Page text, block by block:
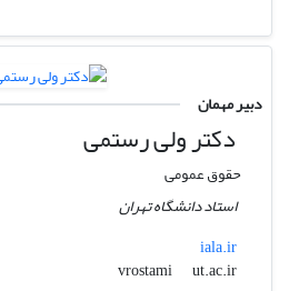
دبیر مهمان
دکتر ولی رستمی
حقوق عمومی
استاد دانشگاه تهران
iala.ir
vrostami
ut.ac.ir